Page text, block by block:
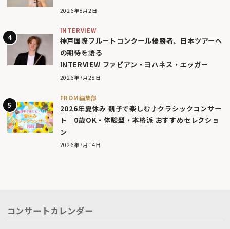
2026年8月2日
INTERVIEW
神戸国際フルートコンクール優勝者、日本ツアーへ
の期待を語る
INTERVIEW ファビアン・ヨハネス・エッガー
2026年7月28日
FROM編集部
2026年夏休み 親子で楽しむ♪クラシックコンサー
ト｜0歳OK・体験型・本格派 おすすめセレクショ
ン
2026年7月14日
コンサートカレンダー